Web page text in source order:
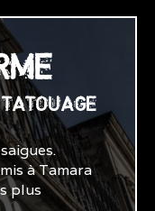
à Tamara
plus